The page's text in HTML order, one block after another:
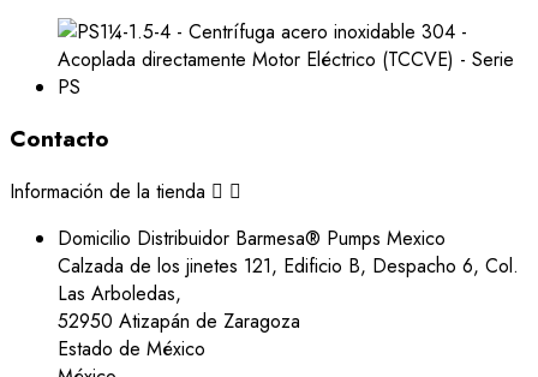
Contacto
Información de la tienda  
Domicilio Distribuidor Barmesa® Pumps Mexico
Calzada de los jinetes 121, Edificio B, Despacho 6, Col.
Las Arboledas,
52950 Atizapán de Zaragoza
Estado de México